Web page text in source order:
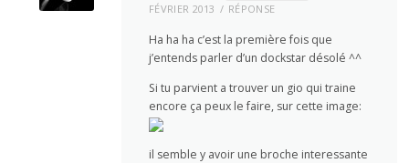
FÉVRIER 2013
RÉPONSE
Ha ha ha c’est la première fois que
j’entends parler d’un dockstar désolé ^^
Si tu parvient a trouver un gio qui traine
encore ça peux le faire, sur cette image:
il semble y avoir une broche interessante